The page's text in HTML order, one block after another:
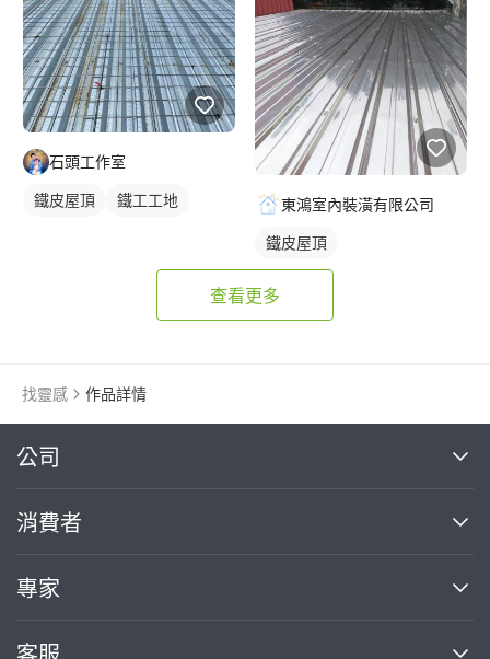
石頭工作室
鐵皮屋頂 鐵工工地 東鴻室內裝潢有限公司
鐵皮屋頂
查看更多
找靈感 作品詳情
公司
關於我們
部落格
加入我們
消費者
買服務
專家
案件中心
客服
繼續完成